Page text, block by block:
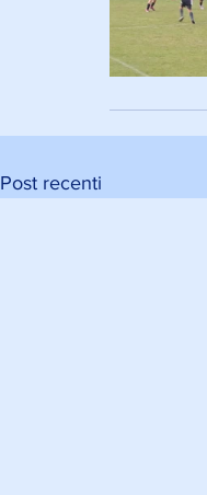
Post recenti